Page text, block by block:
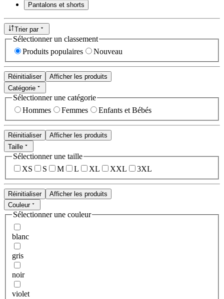
Pantalons et shorts
Trier par
Sélectionner un classement
Produits populaires
Nouveau
Réinitialiser
Afficher les produits
Catégorie
Sélectionner une catégorie
Hommes
Femmes Enfants et Bébés
Réinitialiser
Afficher les produits
Taille
Sélectionner une taille
XS
S M L XL XXL 3XL
Réinitialiser
Afficher les produits
Couleur
Sélectionner une couleur
blanc
gris
noir
violet